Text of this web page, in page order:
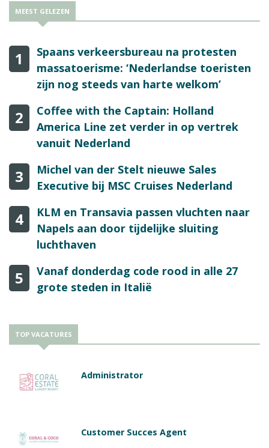
MEEST GELEZEN
1
Spaans verkeersbureau na protesten
massatoerisme: ‘Nederlandse toeristen
zijn nog steeds van harte welkom’
2
Coffee with the Captain: Holland
America Line zet verder in op vertrek
vanuit Nederland
3
Michel van der Stelt nieuwe Sales
Executive bij MSC Cruises Nederland
4
KLM en Transavia passen vluchten naar
Napels aan door tijdelijke sluiting
luchthaven
5
Vanaf donderdag code rood in alle 27
grote steden in Italië
TOP VACATURES
Administrator
Customer Succes Agent